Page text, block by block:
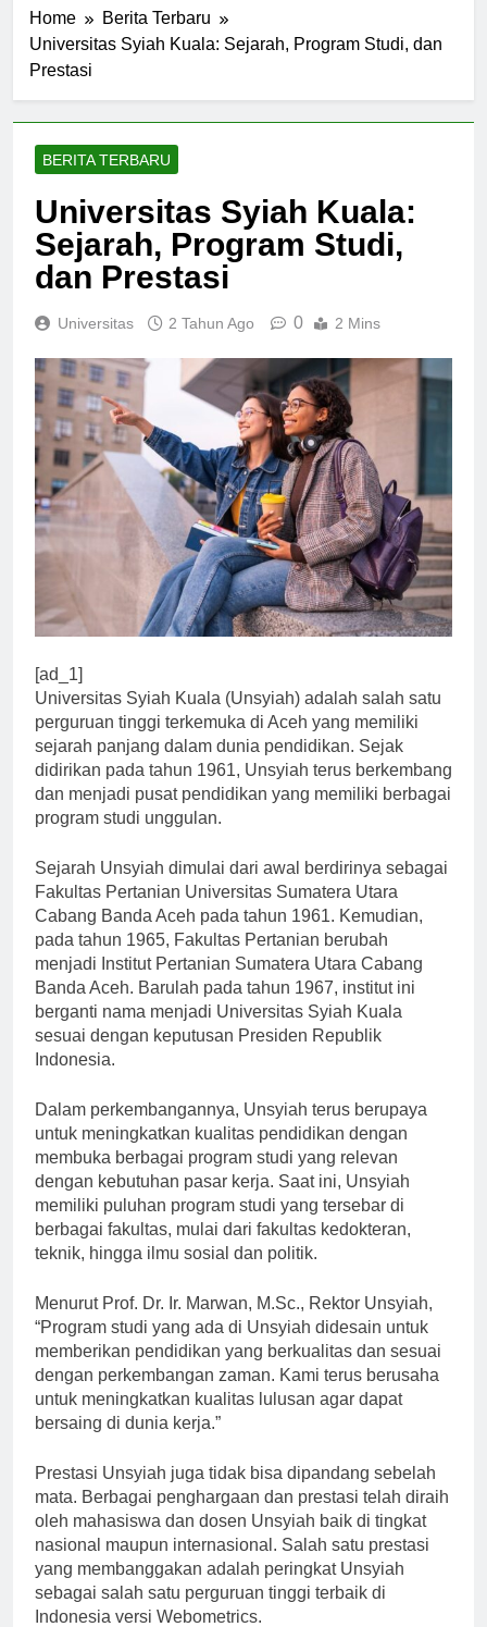
Home
Berita Terbaru
Universitas Syiah Kuala: Sejarah, Program Studi, dan
Prestasi
BERITA TERBARU
Universitas Syiah Kuala:
Sejarah, Program Studi,
dan Prestasi
Universitas 2 Tahun Ago 0 2 Mins
[ad_1]
Universitas Syiah Kuala (Unsyiah) adalah salah satu
perguruan tinggi terkemuka di Aceh yang memiliki
sejarah panjang dalam dunia pendidikan. Sejak
didirikan pada tahun 1961, Unsyiah terus berkembang
dan menjadi pusat pendidikan yang memiliki berbagai
program studi unggulan.
Sejarah Unsyiah dimulai dari awal berdirinya sebagai
Fakultas Pertanian Universitas Sumatera Utara
Cabang Banda Aceh pada tahun 1961. Kemudian,
pada tahun 1965, Fakultas Pertanian berubah
menjadi Institut Pertanian Sumatera Utara Cabang
Banda Aceh. Barulah pada tahun 1967, institut ini
berganti nama menjadi Universitas Syiah Kuala
sesuai dengan keputusan Presiden Republik
Indonesia.
Dalam perkembangannya, Unsyiah terus berupaya
untuk meningkatkan kualitas pendidikan dengan
membuka berbagai program studi yang relevan
dengan kebutuhan pasar kerja. Saat ini, Unsyiah
memiliki puluhan program studi yang tersebar di
berbagai fakultas, mulai dari fakultas kedokteran,
teknik, hingga ilmu sosial dan politik.
Menurut Prof. Dr. Ir. Marwan, M.Sc., Rektor Unsyiah,
“Program studi yang ada di Unsyiah didesain untuk
memberikan pendidikan yang berkualitas dan sesuai
dengan perkembangan zaman. Kami terus berusaha
untuk meningkatkan kualitas lulusan agar dapat
bersaing di dunia kerja.”
Prestasi Unsyiah juga tidak bisa dipandang sebelah
mata. Berbagai penghargaan dan prestasi telah diraih
oleh mahasiswa dan dosen Unsyiah baik di tingkat
nasional maupun internasional. Salah satu prestasi
yang membanggakan adalah peringkat Unsyiah
sebagai salah satu perguruan tinggi terbaik di
Indonesia versi Webometrics.